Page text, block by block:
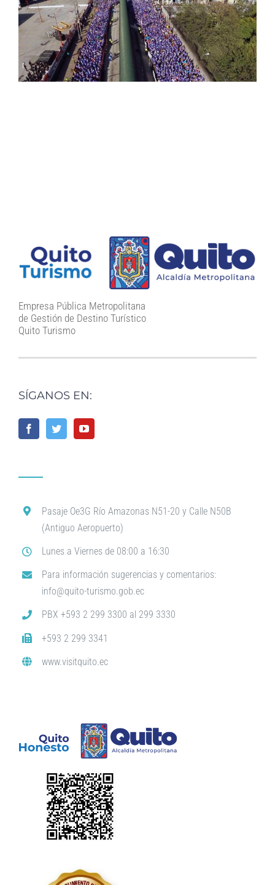
Empresa Pública Metropolitana
de Gestión de Destino Turístico
Quito Turismo
SÍGANOS EN:
Pasaje Oe3G Río Amazonas N51-20 y Calle N50B
(Antiguo Aeropuerto)
Lunes a Viernes de 08:00 a 16:30
Para información sugerencias y comentarios:
info@quito-turismo.gob.ec
PBX +593 2 299 3300 al 299 3330
+593 2 299 3341
www.visitquito.ec